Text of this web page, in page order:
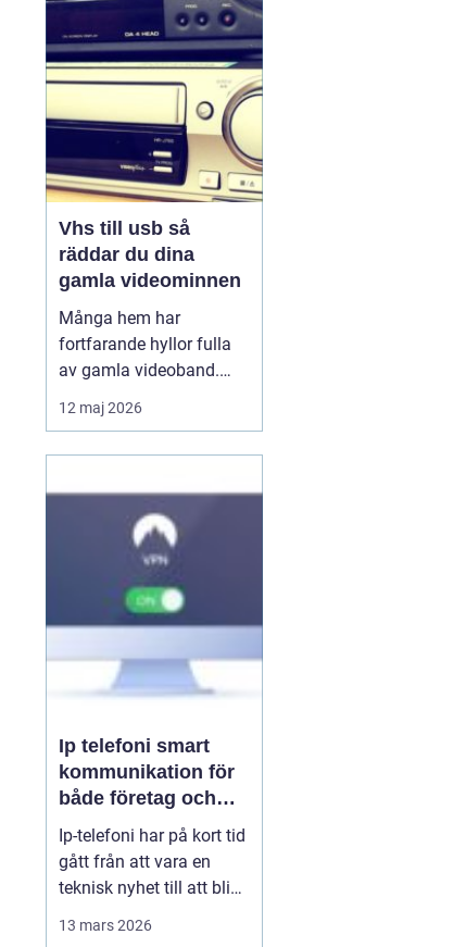
cylindrar att rädda till en
b...
Vhs till usb så
räddar du dina
gamla videominnen
Många hem har
fortfarande hyllor fulla
av gamla videoband.
Familjefester, barns
första steg, resor och
som sakta bryts ner.
Samtidigt försvinner
fungerande videospelare
från marknaden. För den
som vi...
12 maj 2026
Ip telefoni smart
kommunikation för
både företag och
privatpersoner
Ip-telefoni har på kort tid
gått från att vara en
teknisk nyhet till att bli
13 mars 2026